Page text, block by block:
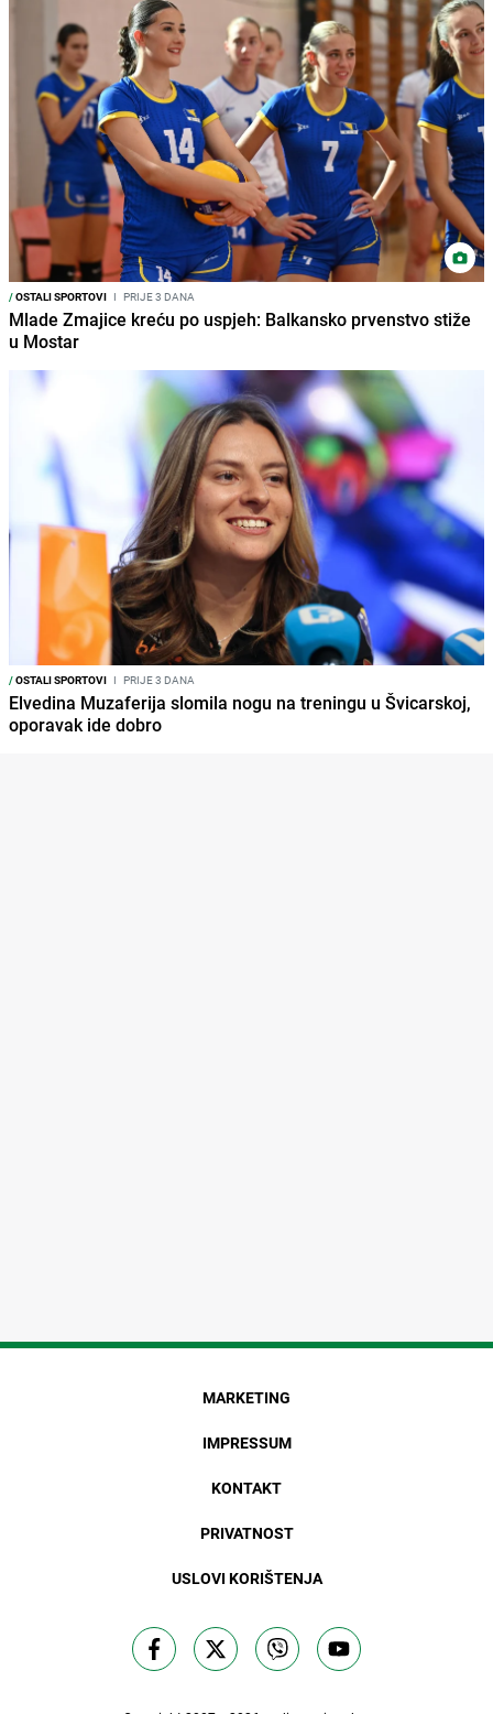
/OSTALI SPORTOVI I PRIJE 3 DANA
Mlade Zmajice kreću po uspjeh: Balkansko prvenstvo stiže
u Mostar
/OSTALI SPORTOVI I PRIJE 3 DANA
Elvedina Muzaferija slomila nogu na treningu u Švicarskoj,
oporavak ide dobro
MARKETING
IMPRESSUM
KONTAKT
PRIVATNOST
USLOVI KORIŠTENJA